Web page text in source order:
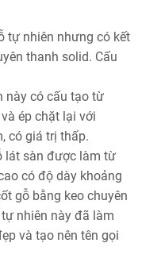
tự nhiên nhưng có kết
thanh solid. Cấu
này có cấu tạo từ
ép chặt lại với
có giá trị thấp.
lát sàn được làm từ
có độ dày khoảng
gỗ bằng keo chuyên
nhiên này đã làm
và tạo nên tên gọi